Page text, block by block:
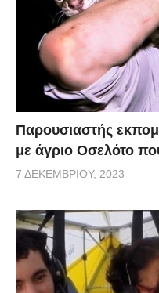
Παρουσιαστής
με άγριο Οσελότο
7 ΔΕΚΕΜΒΡΊΟΥ, 2023